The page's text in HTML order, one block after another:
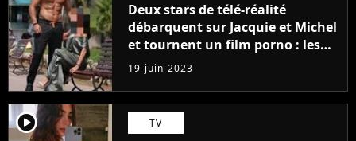
Deux stars de télé-réalité
débarquent sur Jacquie et Michel
et tournent un film porno : les
premières images du tournage
(exclu)
19 juin 2023
player2 TV